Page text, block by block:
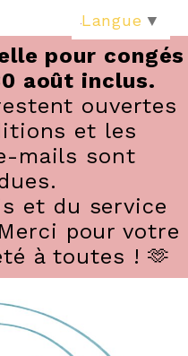
pour congés
août inclus.
ouvertes
et les
mails sont
et du service
pour votre
à toutes ! 🫶
Langue ▼